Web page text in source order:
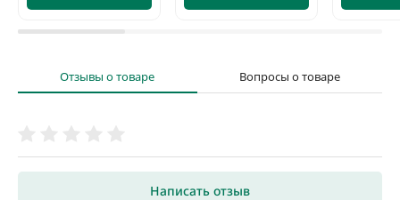
Отзывы о товаре Вопросы о товаре
Написать отзыв